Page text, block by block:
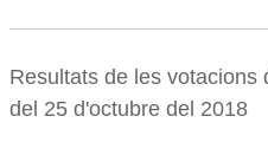
Resultats de les votacions
del 25 d'octubre del 2018